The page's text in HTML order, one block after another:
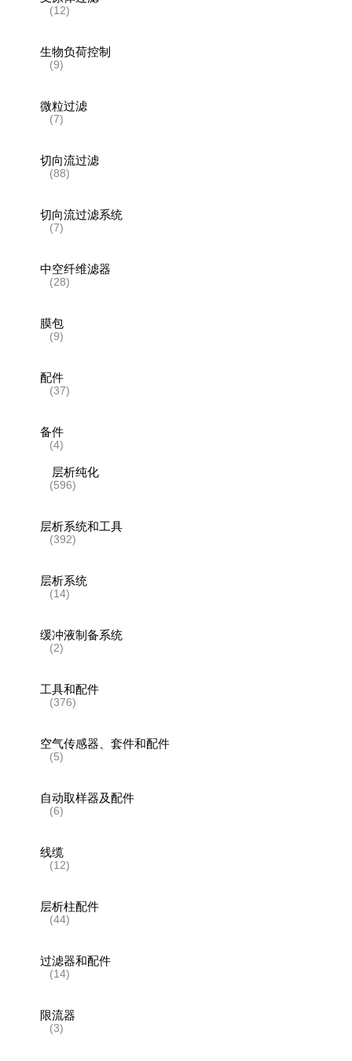
(12)
生物负荷控制
(9)
微粒过滤
(7)
切向流过滤
(88)
切向流过滤系统
(7)
中空纤维滤器
(28)
膜包
(9)
配件
(37)
备件
(4)
层析纯化
(596)
层析系统和工具
(392)
层析系统
(14)
缓冲液制备系统
(2)
工具和配件
(376)
空气传感器、套件和配件
(5)
自动取样器及配件
(6)
线缆
(12)
层析柱配件
(44)
过滤器和配件
(14)
限流器
(3)